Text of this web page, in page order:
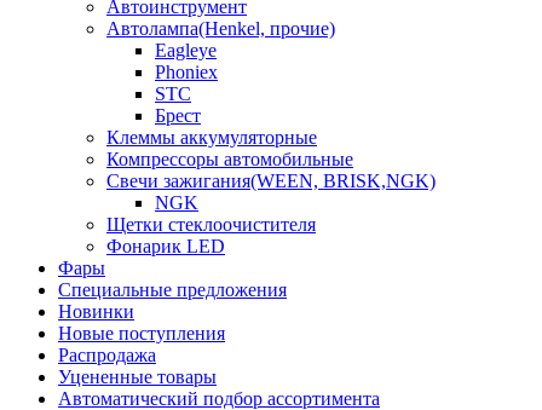
Автоинструмент
Автолампа(Henkel, прочие)
Eagleye
Phoniex
STC
Брест
Клеммы аккумуляторные
Компрессоры автомобильные
Свечи зажигания(WEEN, BRISK,NGK)
NGK
Щетки стеклоочистителя
Фонарик LED
Фары
Специальные предложения
Новинки
Новые поступления
Распродажа
Уцененные товары
Автоматический подбор ассортимента